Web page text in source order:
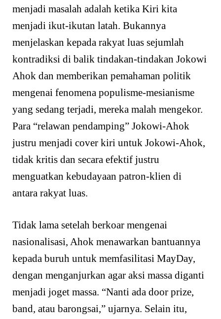
menjadi masalah adalah ketika Kiri kita
menjadi ikut-ikutan latah. Bukannya
menjelaskan kepada rakyat luas sejumlah
kontradiksi di balik tindakan-tindakan Jokowi
Ahok dan memberikan pemahaman politik
mengenai fenomena populisme-mesianisme
yang sedang terjadi, mereka malah mengekor.
Para “relawan pendamping” Jokowi-Ahok
justru menjadi cover kiri untuk Jokowi-Ahok,
tidak kritis dan secara efektif justru
menguatkan kebudayaan patron-klien di
antara rakyat luas.
Tidak lama setelah berkoar mengenai
nasionalisasi, Ahok menawarkan bantuannya
kepada buruh untuk memfasilitasi MayDay,
dengan menganjurkan agar aksi massa diganti
menjadi joget massa. “Nanti ada door prize,
band, atau barongsai,” ujarnya. Selain itu,